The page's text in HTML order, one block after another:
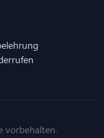
vorbehalten.